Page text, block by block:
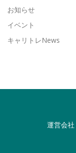
お知らせ
イベント
キャリトレNews
運営会社